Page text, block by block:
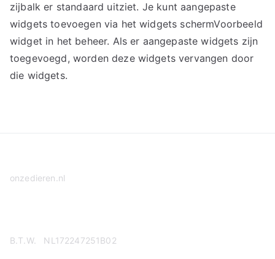
zijbalk er standaard uitziet. Je kunt aangepaste
widgets toevoegen via het widgets schermVoorbeeld
widget in het beheer. Als er aangepaste widgets zijn
toegevoegd, worden deze widgets vervangen door
die widgets.
onzedieren.nl
B.T.W. NL172247251B02